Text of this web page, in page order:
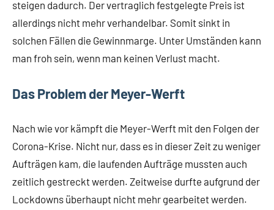
steigen dadurch. Der vertraglich festgelegte Preis ist
allerdings nicht mehr verhandelbar. Somit sinkt in
solchen Fällen die Gewinnmarge. Unter Umständen kann
man froh sein, wenn man keinen Verlust macht.
Das Problem der Meyer-Werft
Nach wie vor kämpft die Meyer-Werft mit den Folgen der
Corona-Krise. Nicht nur, dass es in dieser Zeit zu weniger
Aufträgen kam, die laufenden Aufträge mussten auch
zeitlich gestreckt werden. Zeitweise durfte aufgrund der
Lockdowns überhaupt nicht mehr gearbeitet werden.